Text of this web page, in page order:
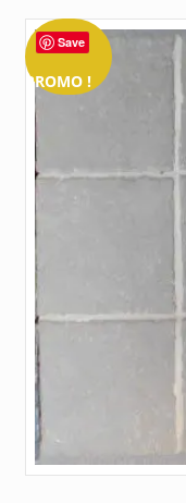
PROMO !
Save